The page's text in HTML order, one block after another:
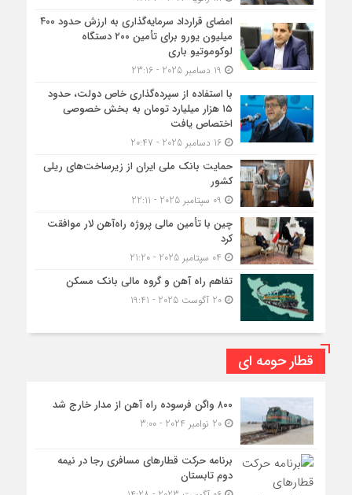
امضای قرارداد سرمایه‌گذاری به ارزش حدود ۴۰۰
میلیون یورو برای تأمین ۲۰۰ دستگاه
لوکوموتیو باری
با استفاده از سپرده‌گذاری خاص دولت، حدود
۱۵ هزار میلیارد تومان به بخش خصوصی
اختصاص یافت
16 دسامبر 2025 - 20:47
حمایت بانک ملی ایران از زیرساخت‌های ریلی
کشور
چین با تأمین مالی پروژه راه‌آهن لار موافقت
کرد
تفاهم راه آهن و گروه مالی بانک مسکن
20 آگوست 2025 - 19:41
قطار حومه ای
۸۰۰ واگن فرسوده راه آهن از مدار خارج شد
20 نوامبر 2024 - 3:00
برنامه حرکت قطارهای مسافری رجا در نیمه
دوم تابستان